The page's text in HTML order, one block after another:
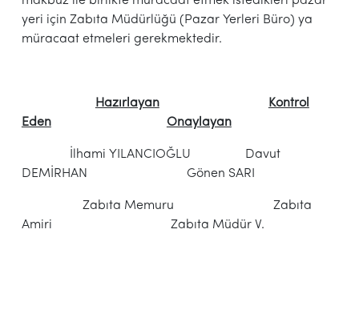
yeri için Zabıta Müdürlüğü (Pazar Yerleri Büro) ya
müracaat etmeleri gerekmektedir.
Hazırlayan
Kontrol
Eden
Onaylayan
İlhami YILANCIOĞLU Davut
DEMİRHAN Gönen SARI
Zabıta Memuru Zabıta
Amiri Zabıta Müdür V.